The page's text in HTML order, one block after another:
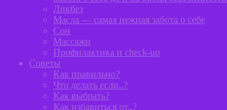
Ликбез
Масла — самая нежная забота о себе
Сон
Массажи
Профилактика и сheck-up
Советы
Как правильно?
Что делать если..?
Как выбрать?
Как избавиться от..?